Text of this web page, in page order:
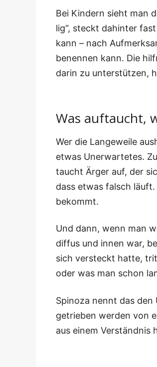
Bei Kin­dern sieht man
lig“, steckt dahin­ter
kann – nach
benen­nen kann. Die
dar­in zu unter­stüt­zen,
Was auftaucht,
Wer die Lan­ge­wei­le
etwas Uner­war­te­tes.
taucht Ärger auf, der
dass etwas falsch
bekommt.
Und dann, wenn man
dif­fus und innen war,
sich ver­steckt hat­te,
oder was man schon
Spi­no­za nennt das
getrie­ben wer­den von
aus einem Ver­ständ­nis